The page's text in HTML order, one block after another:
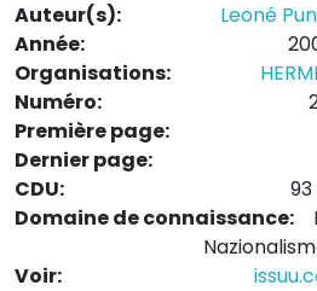
Auteur(s):
Leoné
Année:
Organisations:
Numéro:
Première page:
Dernier page:
CDU:
93
Domaine de connaissance:
Voir: